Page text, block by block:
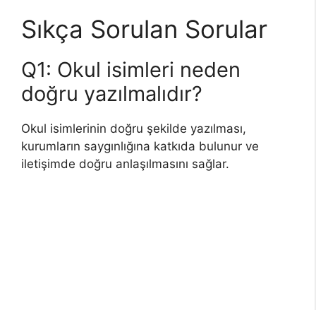
Sıkça Sorulan Sorular
Q1: Okul isimleri neden
doğru yazılmalıdır?
Okul isimlerinin doğru şekilde yazılması,
kurumların saygınlığına katkıda bulunur ve
iletişimde doğru anlaşılmasını sağlar.